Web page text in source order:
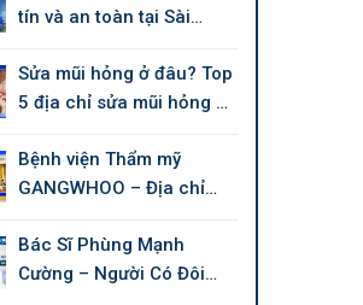
tín và an toàn tại Sài
Sửa mũi hỏng ở đâu? Top
5 địa chỉ sửa mũi hỏng uy
Bệnh viện Thẩm mỹ
GANGWHOO – Địa chỉ
Bác Sĩ Phùng Mạnh
Cường – Người Có Đôi